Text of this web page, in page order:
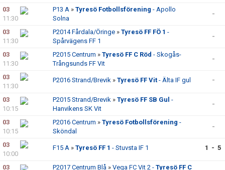
03
11:30
P13 A » Tyresö Fotbollsförening - Apollo
Solna
-
03
11:30
P2014 Fårdala/Öringe » Tyresö FF FÖ 1 -
Spårvägens FF 1
-
03
11:30
P2015 Centrum » Tyresö FF C Röd - Skogås-
Trångsunds FF Vit
-
03
11:30
P2016 Strand/Brevik » Tyresö FF Vit - Älta IF gul -
03
10:15
P2015 Strand/Brevik » Tyresö FF SB Gul -
Hanvikens SK Vit
-
03
10:15
P2016 Centrum » Tyresö Fotbollsförening -
Sköndal
-
03
10:00
F15 A » Tyresö FF 1 - Stuvsta IF 1 1 - 5
03
P2017 Centrum Blå » Vega FC Vit 2 - Tyresö FF C